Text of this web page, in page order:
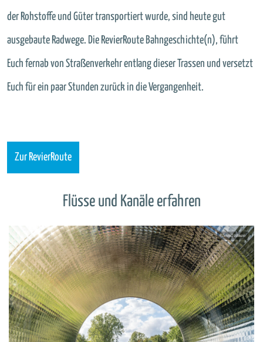
der Rohstoffe und Güter transportiert wurde, sind heute gut
ausgebaute Radwege. Die RevierRoute Bahngeschichte(n), führt
Euch fernab von Straßenverkehr entlang dieser Trassen und versetzt
Euch für ein paar Stunden zurück in die Vergangenheit.
Zur RevierRoute
Flüsse und Kanäle erfahren